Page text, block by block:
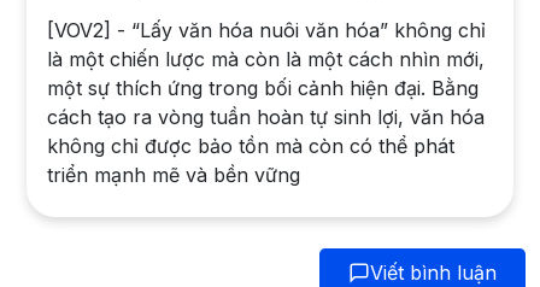
[VOV2] - “Lấy văn hóa nuôi văn hóa” không chỉ
là một chiến lược mà còn là một cách nhìn mới,
một sự thích ứng trong bối cảnh hiện đại. Bằng
cách tạo ra vòng tuần hoàn tự sinh lợi, văn hóa
không chỉ được bảo tồn mà còn có thể phát
triển mạnh mẽ và bền vững
Viết bình luận